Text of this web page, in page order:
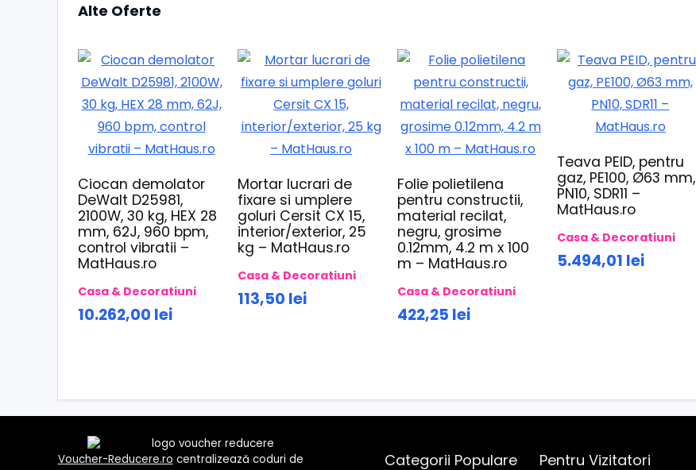
Alte Oferte
Ciocan demolator
DeWalt D25981,
2100W, 30 kg, HEX 28
mm, 62J, 960 bpm,
control vibratii –
MatHaus.ro
Casa & Decoratiuni
10.262,00 lei
Mortar lucrari de
fixare si umplere
goluri Cersit CX 15,
interior/exterior, 25
kg – MatHaus.ro
Casa & Decoratiuni
113,50 lei
Folie polietilena
pentru constructii,
material recilat,
negru, grosime
0.12mm, 4.2 m x 100
m – MatHaus.ro
Casa & Decoratiuni
422,25 lei
Teava PEID, pentru
gaz, PE100, Ø63 mm,
PN10, SDR11 –
MatHaus.ro
Casa & Decoratiuni
5.494,01 lei
Voucher-Reducere.ro centralizează coduri de
Categorii Populare Pentru Vizitatori